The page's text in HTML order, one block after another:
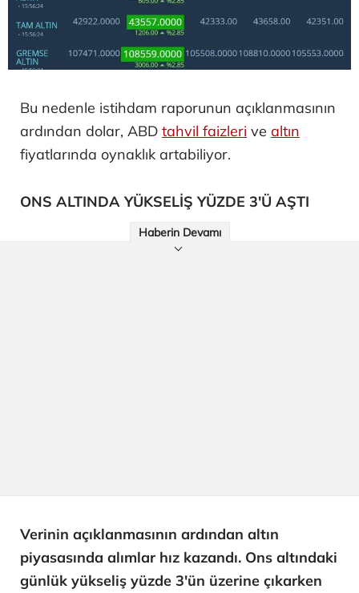
Bu nedenle istihdam raporunun açıklanmasının
ardından dolar, ABD tahvil faizleri ve altın
fiyatlarında oynaklık artabiliyor.
ONS ALTINDA YÜKSELİŞ YÜZDE 3'Ü AŞTI
Haberin Devamı
Verinin açıklanmasının ardından altın
piyasasında alımlar hız kazandı. Ons altındaki
günlük yükseliş yüzde 3'ün üzerine çıkarken